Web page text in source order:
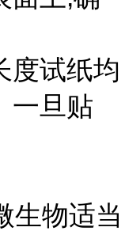
度试纸均
一旦贴
生物适当